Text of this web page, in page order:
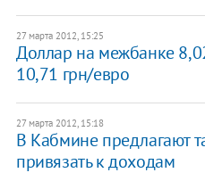
27 марта 2012, 15:25
Доллар на межбанке
10,71 грн/евро
27 марта 2012, 15:18
В Кабмине предлагают
привязать к доходам